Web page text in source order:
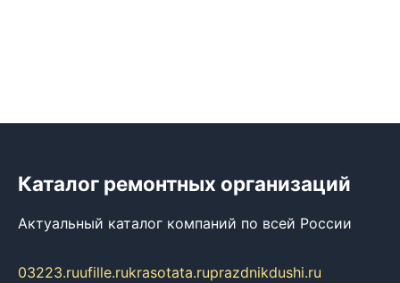
Каталог ремонтных организаций
Актуальный каталог компаний по всей России
03223.ruufille.rukrasotata.ruprazdnikdushi.ru